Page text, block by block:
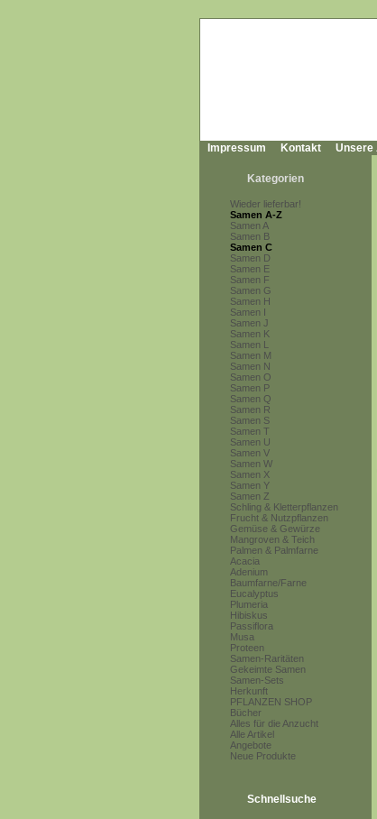
Impressum Kontakt Unsere
Kategorien
Wieder lieferbar!
Samen A-Z
Samen A
Samen B
Samen C
Samen D
Samen E
Samen F
Samen G
Samen H
Samen I
Samen J
Samen K
Samen L
Samen M
Samen N
Samen O
Samen P
Samen Q
Samen R
Samen S
Samen T
Samen U
Samen V
Samen W
Samen X
Samen Y
Samen Z
Schling & Kletterpflanzen
Frucht & Nutzpflanzen
Gemüse & Gewürze
Mangroven & Teich
Palmen & Palmfarne
Acacia
Adenium
Baumfarne/Farne
Eucalyptus
Plumeria
Hibiskus
Passiflora
Musa
Proteen
Samen-Raritäten
Gekeimte Samen
Samen-Sets
Herkunft
PFLANZEN SHOP
Bücher
Alles für die Anzucht
Alle Artikel
Angebote
Neue Produkte
Schnellsuche